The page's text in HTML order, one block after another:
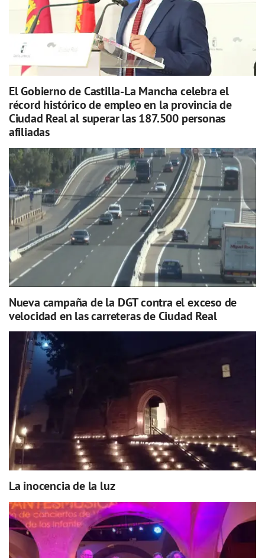
El Gobierno de Castilla-La Mancha celebra el
récord histórico de empleo en la provincia de
Ciudad Real al superar las 187.500 personas
afiliadas
Nueva campaña de la DGT contra el exceso de
velocidad en las carreteras de Ciudad Real
La inocencia de la luz